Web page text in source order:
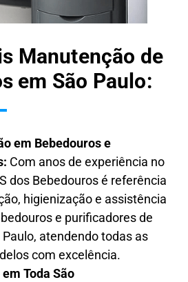
Manutenção de
em São Paulo:
em Bebedouros e
Com anos de experiência no
dos Bebedouros é referência
higienização e assistência
e purificadores de
atendendo todas as
com excelência.
Toda São